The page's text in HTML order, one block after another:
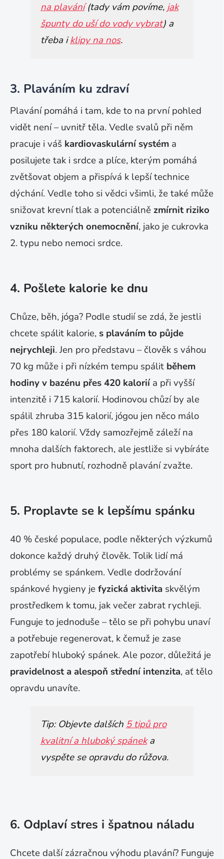
na plavání(tady vám povíme, jak
špunty do uší do vody vybrat) a
třeba iklipy na nos.
3. Plaváním ku zdraví
Plavání pomáhá i tam, kde to na první pohled
vidět není – uvnitř těla. Vedle svalů při něm
pracuje i váš kardiovaskulární systém a
posilujete tak i srdce a plíce, kterým pomáhá
zvětšovat objem a přispívá k lepší technice
dýchání. Vedle toho si vědci všimli, že také může
snižovat krevní tlak a potenciálně zmírnit riziko
vzniku některých onemocnění, jako je cukrovka
2. typu nebo nemoci srdce.
4. Pošlete kalorie ke dnu
Chůze, běh, jóga? Podle studií se zdá, že jestli
chcete spálit kalorie,s plaváním to půjde
nejrychleji. Jen pro představu – člověk s váhou
70 kg může i při nízkém tempu spálit během
hodiny v bazénu přes 420 kaloriía při vyšší
intenzitě i 715 kalorií. Hodinovou chůzí by ale
spálil zhruba 315 kalorií, jógou jen něco málo
přes 180 kalorií. Vždy samozřejmě záleží na
mnoha dalších faktorech, ale jestliže si vybíráte
sport pro hubnutí, rozhodně plavání zvažte.
5. Proplavte se k lepšímu spánku
40 % české populace, podle některých výzkumů
dokonce každý druhý člověk. Tolik lidí má
problémy se spánkem. Vedle dodržování
spánkové hygieny je fyzická aktivita skvělým
prostředkem k tomu, jak večer zabrat rychleji.
Funguje to jednoduše – tělo se při pohybu unaví
a potřebuje regenerovat, k čemuž je zase
zapotřebí hluboký spánek. Ale pozor, důležitá je
pravidelnost a alespoň střední intenzita, ať tělo
opravdu unavíte.
Tip: Objevte dalších 5 tipů pro
kvalitní a hluboký spáneka
vyspěte se opravdu do růžova.
6. Odplaví stres i špatnou náladu
Chcete další zázračnou výhodu plavání? Funguje